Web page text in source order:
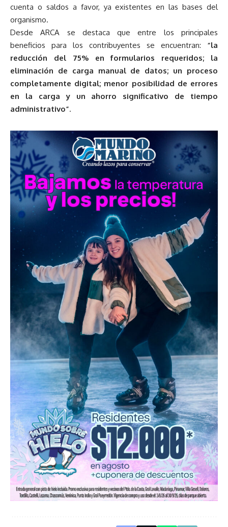
cuenta o saldos a favor, ya existentes en las bases del
organismo.
Desde ARCA se destaca que entre los principales
beneficios para los contribuyentes se encuentran: “la
reducción del 75% en formularios requeridos; la
eliminación de carga manual de datos; un proceso
completamente digital; menor posibilidad de errores
en la carga y un ahorro significativo de tiempo
administrativo”.